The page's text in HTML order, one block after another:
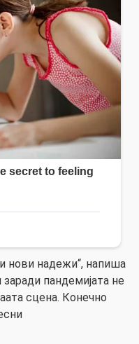
нови надежи“, напиша
пандемијата не
сцена. Конечно